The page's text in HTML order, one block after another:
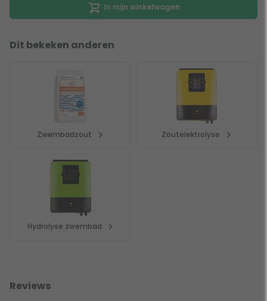
In mijn winkelwagen
Dit bekeken anderen
Zwembadzout Zoutelektrolyse
Hydrolyse zwembad
Reviews